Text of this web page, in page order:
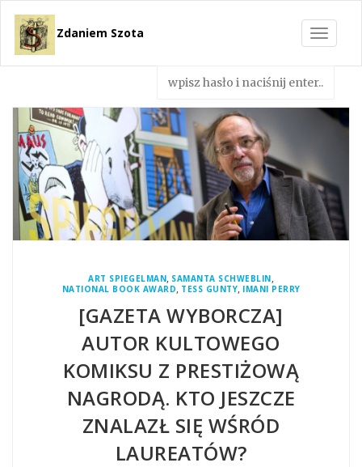
Toggle
Zdaniem Szota
ART SPIEGELMAN, SAMANTA SCHWEBLIN,
NATIONAL BOOK AWARD, TESS GUNTY, IMANI PERRY
[GAZETA WYBORCZA]
AUTOR KULTOWEGO
KOMIKSU Z PRESTIŻOWĄ
NAGRODĄ. KTO JESZCZE
ZNALAZŁ SIĘ WŚRÓD
LAUREATÓW?